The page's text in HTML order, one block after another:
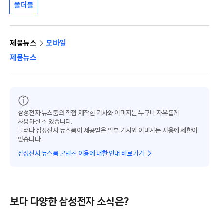
폴더블
제품뉴스
모바일
제품뉴스
삼성전자 뉴스룸의 직접 제작한 기사와 이미지는 누구나 자유롭게
사용하실 수 있습니다.
그러나 삼성전자 뉴스룸이 제공받은 일부 기사와 이미지는 사용에 제한이
있습니다.
삼성전자 뉴스룸 콘텐츠 이용에 대한 안내 바로가기
보다 다양한 삼성전자 소식은?